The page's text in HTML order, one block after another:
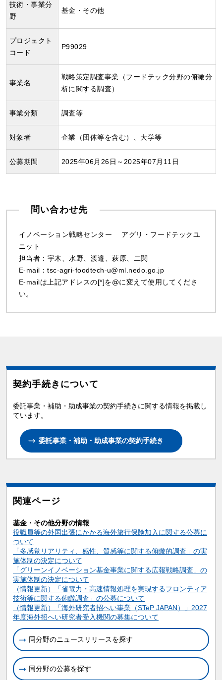
技術・事業分
野
基金・その他
プロジェクト
コード
P99029
事業名
戦略策定調査事業（フードテック分野の俯瞰分
析に関する調査）
事業分類 調査等
対象者 企業（団体等を含む）、大学等
公募期間 2025年06月26日～2025年07月11日
問い合わせ先
イノベーション戦略センター
アグリ・フードテックユ
ニット
担当者：宇木、水野、渡邉、萩原、二関
E-mail：tsc-agri-foodtech-u@ml.nedo.go.jp
E-mailは上記アドレスの[*]を@に変えて使用してくださ
い。
契約手続きについて
委託事業・補助・助成事業の契約手続きに関する情報を掲載し
ています。
委託事業・補助・助成事業の契約手続き
関連ページ
基金・その他分野の情報
役職員等の外国出張にかかる海外旅行保険加入に関する公募に
ついて
「多感覚リアリティ、感性、質感等に関する俯瞰的調査」の実
施体制の決定について
「グリーンイノベーション基金事業に関する広報戦略調査」の
実施体制の決定について
（情報更新）「省電力・高速情報処理を実現するフロンティア
技術等に関する俯瞰調査」の公募について
（情報更新）「海外研究者招へい事業（STeP JAPAN）」2027
年度海外招へい研究者受入機関の募集について
同分野のニュースリリースを探す
同分野の公募を探す